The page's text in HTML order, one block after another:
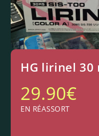
HG lirinel
29.90€
EN RÉASSORT